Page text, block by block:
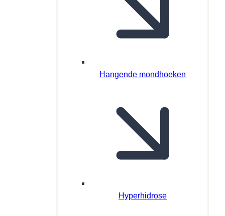
Hangende mondhoeken
Hyperhidrose